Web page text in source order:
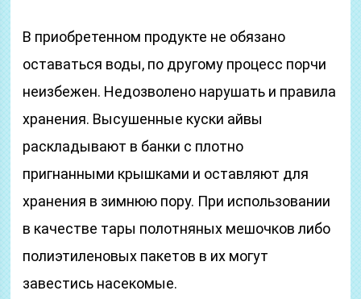
В приобретенном продукте не обязано
оставаться воды, по другому процесс порчи
неизбежен. Недозволено нарушать и правила
хранения. Высушенные куски айвы
раскладывают в банки с плотно
пригнанными крышками и оставляют для
хранения в зимнюю пору. При использовании
в качестве тары полотняных мешочков либо
полиэтиленовых пакетов в их могут
завестись насекомые.